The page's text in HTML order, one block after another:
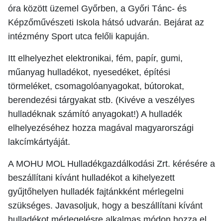
óra között üzemel Győrben, a Győri Tánc- és
Képzőművészeti Iskola hátsó udvarán. Bejárat az
intézmény Sport utca felőli kapuján.
Itt elhelyezhet elektronikai, fém, papír, gumi,
műanyag hulladékot, nyesedéket, építési
törmeléket, csomagolóanyagokat, bútorokat,
berendezési tárgyakat stb. (Kivéve a veszélyes
hulladéknak számító anyagokat!) A hulladék
elhelyezéséhez hozza magával magyarországi
lakcímkártyáját.
A MOHU MOL Hulladékgazdálkodási Zrt. kérésére a
beszállítani kívánt hulladékot a kihelyezett
gyűjtőhelyen hulladék fajtánkként mérlegelni
szükséges. Javasoljuk, hogy a beszállítani kívánt